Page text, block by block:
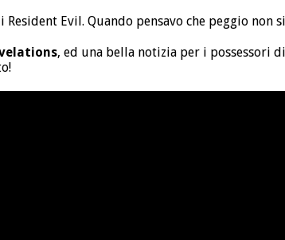
Evil. Quando pensavo che peggio non
, ed una bella notizia per i possessori